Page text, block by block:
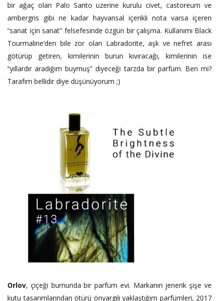
bir ağaç olan Palo Santo üzerine kurulu civet, castoreum ve
ambergris gibi ne kadar hayvansal içerikli nota varsa içeren
“sanat için sanat” felsefesinde özgün bir çalışma. Kullanımı Black
Tourmaline’den bile zor olan Labradorite, aşk ve nefret arası
götürüp getiren, kimilerinin burun kıvıracağı, kimilerinin ise
“yıllardır aradığım buymuş” diyeceği tarzda bir parfüm. Ben mi?
Tarafım bellidir diye düşünüyorum ;)
Orlov, çiçeği burnunda bir parfüm evi. Markanın jenerik şişe ve
kutu tasarımlarından ötürü önyargılı yaklaştığım parfümleri, 2017